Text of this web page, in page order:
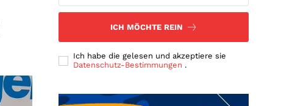
ICH MÖCHTE REIN
Ich habe die gelesen und akzeptiere sie
Datenschutz-Bestimmungen .